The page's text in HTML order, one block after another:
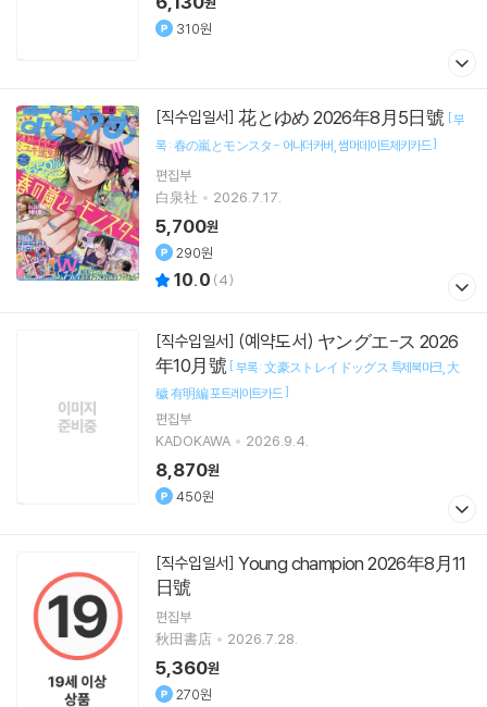
310원
[직수입일서] 花とゆめ 2026年8月5日號 [부
록 : 春の嵐とモンスタ- 어나더커버 썸머데이트체키카드]
편집부
白泉社
2026.7.17.
5,700원
290원
10.0 (4)
[직수입일서]
年10月號 [부록 : 文豪ストレイドッグス 특제북마크 大
穢 有明編 포트레이트카드]
편집부
KADOKAWA
2026.9.4.
8,870원
450원
[직수입일서] Young champion 2026年8月11
日號
편집부
秋田書店
2026.7.28.
5,360원
270원